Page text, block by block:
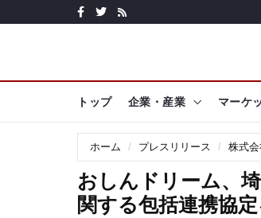
トップ 企業・産業 マーケ
ホーム プレスリリース 株式
おしんドリーム、
関する包括連携協